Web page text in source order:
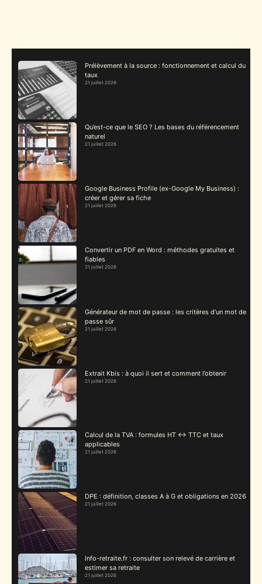
Prélèvement à la source : fonctionnement et calcul du
taux
21 juillet 2026
Qu’est-ce que le SEO ? Les bases du référencement
naturel
21 juillet 2026
Google Business Profile (ex-Google My Business) :
créer et gérer sa fiche
21 juillet 2026
Convertir un PDF en Word : méthodes gratuites et
fiables
21 juillet 2026
Générateur de mot de passe : les critères d’un mot de
passe sûr
21 juillet 2026
Extrait Kbis : à quoi il sert et comment l’obtenir
21 juillet 2026
Calcul de la TVA : formules HT ↔ TTC et taux
applicables
21 juillet 2026
DPE : définition, classes A à G et obligations en 2026
21 juillet 2026
Info-retraite.fr : consulter son relevé de carrière et
estimer sa retraite
21 juillet 2026